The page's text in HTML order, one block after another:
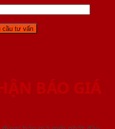
BÁO GIÁ